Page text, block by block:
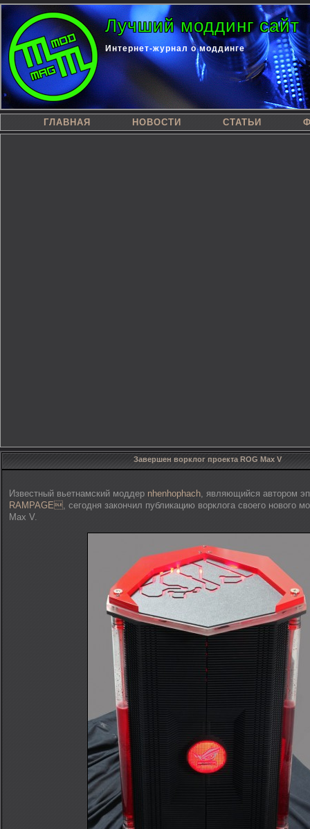
Лучший моддинг сайт
Интернет-журнал о моддинге
ГЛАВНАЯ НОВОСТИ СТАТЬИ
Завершен ворклог проекта ROG Max V
Известный вьетнамский моддер nhenhophach, являющийся автором
RAMPAGE, сегодня закончил публикацию ворклога своего нового
Max V.